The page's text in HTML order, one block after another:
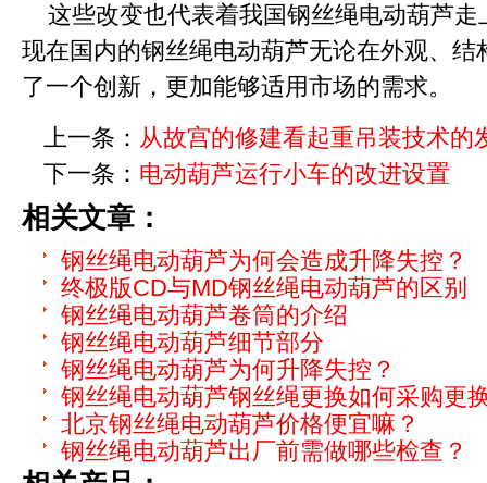
这些改变也代表着我国钢丝绳电动葫芦
现在国内的钢丝绳电动葫芦无论在外观、
了一个创新，更加能够适用市场的需求。
上一条： 从故宫的修建看起重吊装技术的
下一条： 电动葫芦运行小车的改进设置
相关文章：
钢丝绳电动葫芦为何会造成升降失控？
终极版CD与MD钢丝绳电动葫芦的区别
钢丝绳电动葫芦卷筒的介绍
钢丝绳电动葫芦细节部分
钢丝绳电动葫芦为何升降失控？
钢丝绳电动葫芦钢丝绳更换如何采购更
北京钢丝绳电动葫芦价格便宜嘛？
钢丝绳电动葫芦出厂前需做哪些检查？